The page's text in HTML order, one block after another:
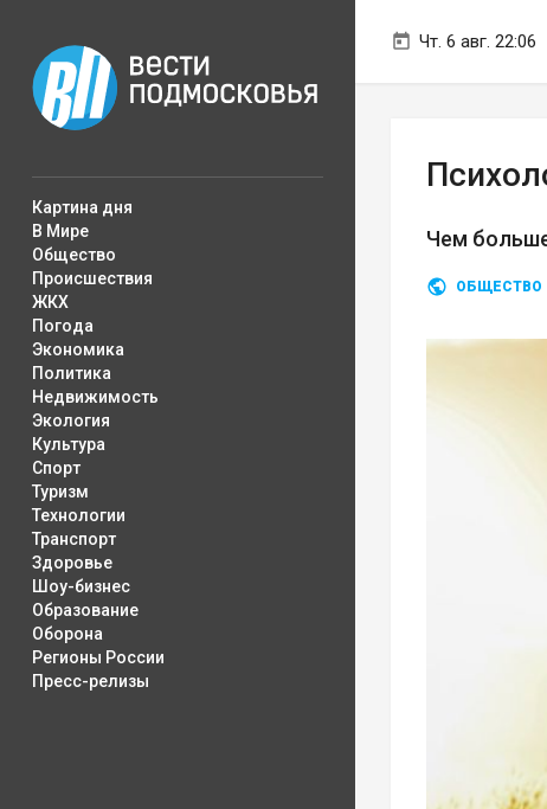
Чт. 6 авг. 22:06
Картина дня
В Мире
Общество
Происшествия
ЖКХ
Погода
Экономика
Политика
Недвижимость
Экология
Культура
Спорт
Туризм
Технологии
Транспорт
Здоровье
Шоу-бизнес
Образование
Оборона
Регионы России
Пресс-релизы
Чем
ОБЩЕСТВО